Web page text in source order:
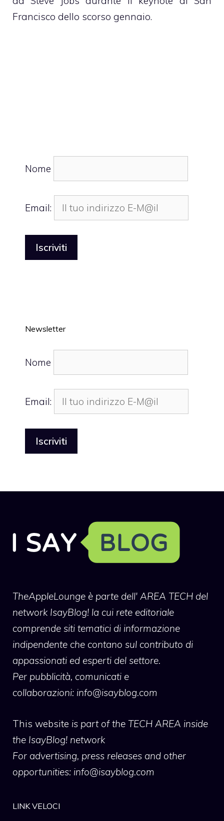
Francisco dello scorso gennaio.
Nome
Email:
Newsletter
Nome
Email:
TheAppleLounge è parte dell' AREA TECH del
network IsayBlog! la cui rete editoriale
comprende siti tematici di informazione
indipendente che contano sul contributo di
appassionati ed esperti del settore.
Per pubblicità, comunicati e
collaborazioni: info@isayblog.com
This website is part of the TECH AREA inside
the IsayBlog! network
For advertising, press releases and other
opportunities: info@isayblog.com
LINK VELOCI